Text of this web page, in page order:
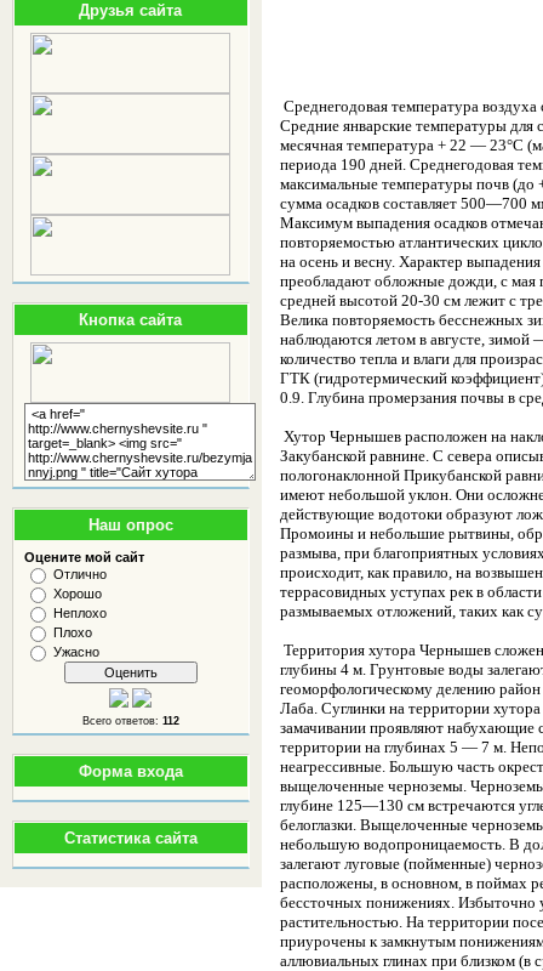
Друзья сайта
Кнопка сайта
Наш опрос
Оцените мой сайт
Отлично
Хорошо
Неплохо
Плохо
Ужасно
Всего ответов: 112
Форма входа
Статистика сайта
Среднегодовая температура
Средние январские температуры
месячная температура + 22 — 23°С
периода 190 дней. Среднегодовая
максимальные температуры почв (до
сумма осадков составляет 500—700
Максимум выпадения осадков
повторяемостью атлантических
на осень и весну. Характер
преобладают обложные дожди, с
средней высотой 20-30 см лежит с
Велика повторяемость бесснежных
наблюдаются летом в августе, зимой
количество тепла и влаги для
ГТК (гидротермический
0.9. Глубина промерзания почвы в
Хутор Чернышев расположен на
Закубанской равнине. С севера
пологонаклонной Прикубанской
имеют небольшой уклон. Они
действующие водотоки образуют
Промоины и небольшие рытвины,
размыва, при благоприятных
происходит, как правило, на
террасовидных уступах рек в
размываемых отложений, таких как
Территория хутора Чернышев
глубины 4 м. Грунтовые воды
геоморфологическому делению район
Лаба. Суглинки на территории
замачивании проявляют набухающие
территории на глубинах 5 — 7 м.
неагрессивные. Большую часть
выщелоченные черноземы.
глубине 125—130 см встречаются
белоглазки. Выщелоченные
небольшую водопроницаемость. В
залегают луговые (пойменные)
расположены, в основном, в поймах
бессточных понижениях. Избыточно
растительностью. На территории
приурочены к замкнутым
аллювиальных глинах при близком (в